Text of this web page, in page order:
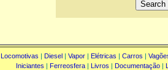
Locomotivas | Diesel | Vapor | Elétricas | Carros |
Iniciantes | Ferreosfera| Livros | Documentação|